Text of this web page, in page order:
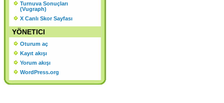
Turnuva Sonuçları
(Vugraph)
X Canlı Skor Sayfası
YÖNETICI
Oturum aç
Kayıt akışı
Yorum akışı
WordPress.org